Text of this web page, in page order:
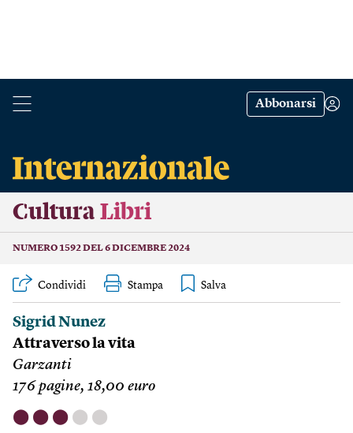
Abbonarsi
Cultura Libri
NUMERO 1592 DEL 6 DICEMBRE 2024
Condividi Stampa
Sigrid Nunez
Attraverso la vita
Garzanti
176 pagine, 18,00 euro
⬤ ⬤ ⬤ ⬤ ⬤